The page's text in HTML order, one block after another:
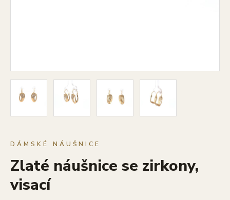
DÁMSKÉ NÁUŠNICE
Zlaté náušnice se zirkony,
visací